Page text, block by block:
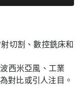
切割、數控銑床和
西米亞風、工業
對比或引人注目。